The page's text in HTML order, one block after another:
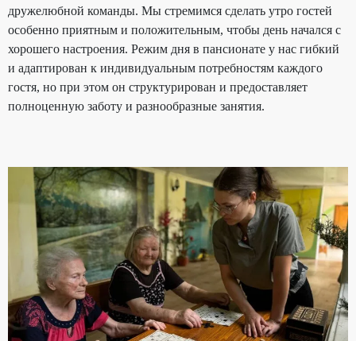
дружелюбной команды. Мы стремимся сделать утро гостей
особенно приятным и положительным, чтобы день начался с
хорошего настроения. Режим дня в пансионате у нас гибкий
и адаптирован к индивидуальным потребностям каждого
гостя, но при этом он структурирован и предоставляет
полноценную заботу и разнообразные занятия.